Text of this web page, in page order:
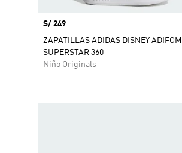
Precio
S/ 249
ZAPATILLAS ADIDAS DISNEY ADIFOM
SUPERSTAR 360
Niño Originals